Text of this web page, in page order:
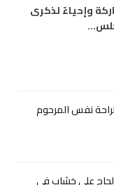
وإحياءً لذكرى
نفس المرحوم
علي خشاب في